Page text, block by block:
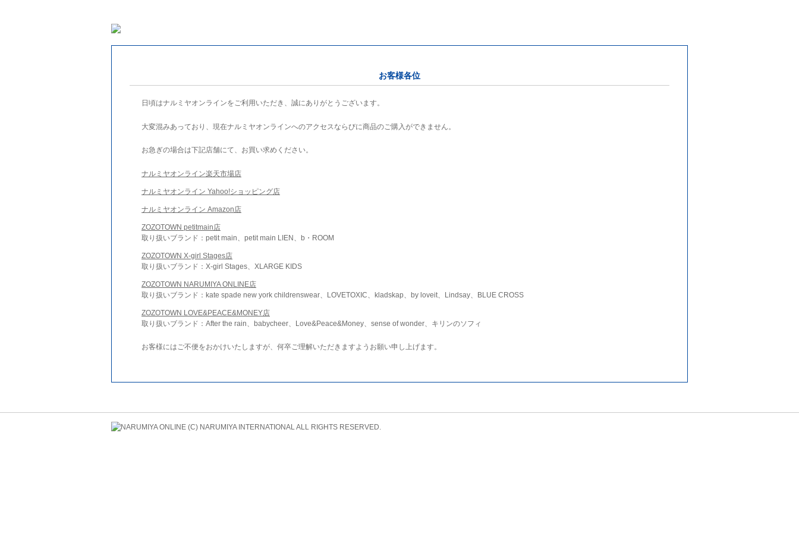
お客様各位
日頃はナルミヤオンラインをご利用いただき、誠にありがとうございます。
大変混みあっており、現在ナルミヤオンラインへのアクセスならびに商品のご購入ができません。
お急ぎの場合は下記店舗にて、お買い求めください。
ナルミヤオンライン楽天市場店
ナルミヤオンライン Yahoo!ショッピング店
ナルミヤオンライン Amazon店
ZOZOTOWN petitmain店
取り扱いブランド：petit main、petit main LIEN、b・ROOM
ZOZOTOWN X-girl Stages店
取り扱いブランド：X-girl Stages、XLARGE KIDS
ZOZOTOWN NARUMIYA ONLINE店
取り扱いブランド：kate spade new york childrenswear、LOVETOXIC、kladskap、by loveit、Lindsay、BLUE CROSS
ZOZOTOWN LOVE&PEACE&MONEY店
取り扱いブランド：After the rain、babycheer、Love&Peace&Money、sense of wonder、キリンのソフィ
お客様にはご不便をおかけいたしますが、何卒ご理解いただきますようお願い申し上げます。